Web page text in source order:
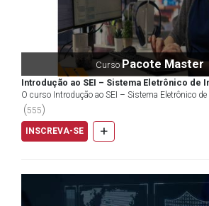
CursoPacote Master
Introdução ao SEI – Sistema Eletrônico de
O curso Introdução ao SEI – Sistema Eletrônico
desenvolvido para capacitar o aluno a utilizar o...
(555)
INSCREVA-SE +